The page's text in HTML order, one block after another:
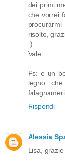
dei primi
che vorrei
risolto,
:)
Vale
Ps: e un
legno
Rispondi
Alessia
Lisa,